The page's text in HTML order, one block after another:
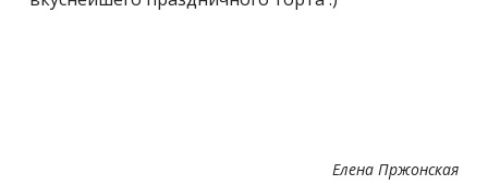
Елена Пржонская